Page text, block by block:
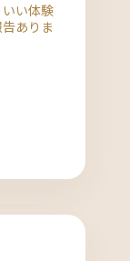
い体験
ありま